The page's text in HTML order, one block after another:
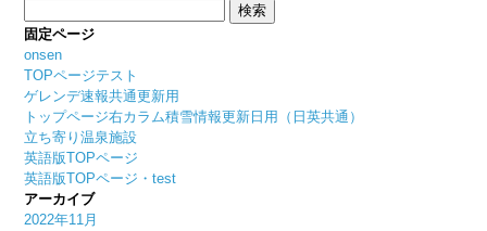
索:
固定ページ
onsen
TOPページテスト
ゲレンデ速報共通更新用
トップページ右カラム積雪情報更新日用（日英共通）
立ち寄り温泉施設
英語版TOPページ
英語版TOPページ・test
アーカイブ
2022年11月